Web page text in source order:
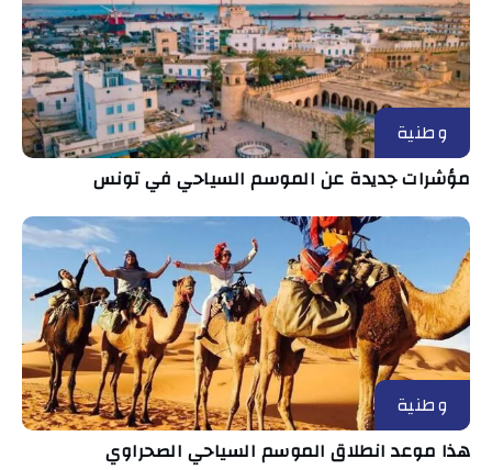
وطنية
مؤشرات جديدة عن الموسم السياحي في تونس
وطنية
هذا موعد انطلاق الموسم السياحي الصحراوي